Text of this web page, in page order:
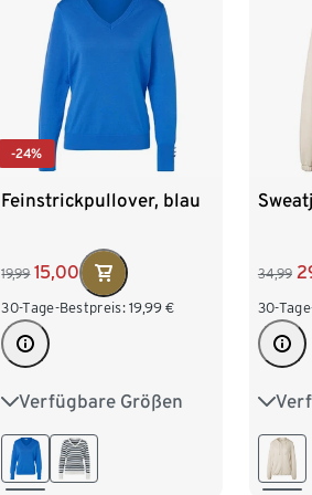
-24%
Feinstrickpullover, blau
19,99 15,00
30-Tage-Bestpreis: 19,99 €
Verfügbare Größen
S 36/38 M 40/42
L 44/46
34,99
30-
S 36/
L